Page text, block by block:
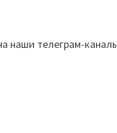
наши телеграм-